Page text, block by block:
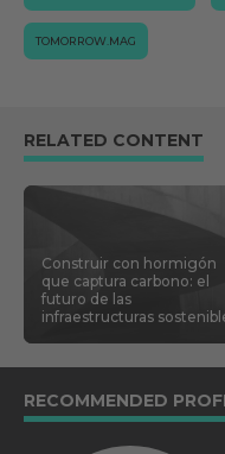
TOMORROW.MAG
RELATED CONTENT
Construir con hormigón
que captura carbono: el
futuro de las
infraestructuras
RECOMMENDED